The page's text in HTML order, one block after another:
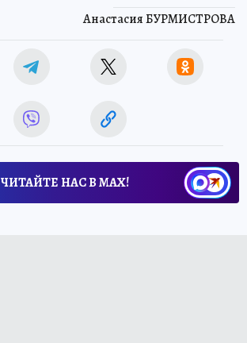
Анастасия БУРМИСТРОВА
ЧИТАЙТЕ НАС В МАХ!